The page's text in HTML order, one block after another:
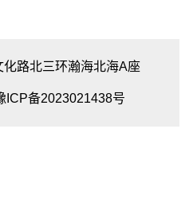
路北三环瀚海北海A座
ICP备2023021438号